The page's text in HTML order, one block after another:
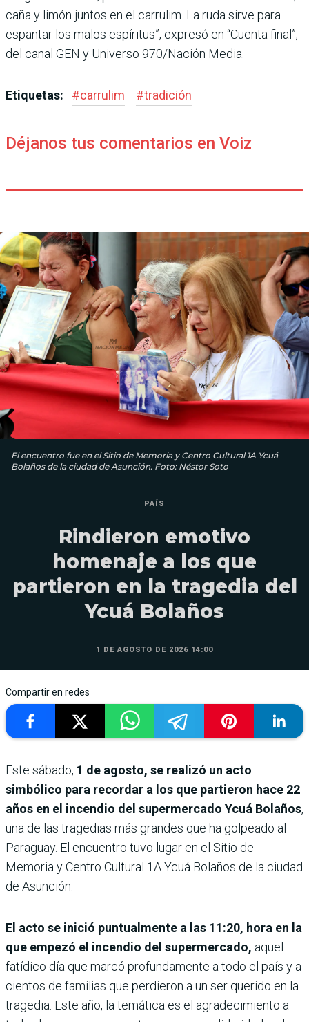
caña y limón juntos en el carrulim. La ruda sirve para
espantar los malos espíritus”, expresó en “Cuenta final”,
del canal GEN y Universo 970/Nación Media.
Etiquetas: #carrulim #tradición
Déjanos tus comentarios en Voiz
El encuentro fue en el Sitio de Memoria y Centro Cultural 1A Ycuá
Bolaños de la ciudad de Asunción. Foto: Néstor Soto
PAÍS
Rindieron emotivo
homenaje a los que
partieron en la tragedia del
Ycuá Bolaños
1 DE AGOSTO DE 2026 14:00
Compartir en redes
Este sábado, 1 de agosto, se realizó un acto
simbólico para recordar a los que partieron hace 22
años en el incendio del supermercado Ycuá Bolaños,
una de las tragedias más grandes que ha golpeado al
Paraguay. El encuentro tuvo lugar en el Sitio de
Memoria y Centro Cultural 1A Ycuá Bolaños de la ciudad
de Asunción.
El acto se inició puntualmente a las 11:20, hora en la
que empezó el incendio del supermercado, aquel
fatídico día que marcó profundamente a todo el país y a
cientos de familias que perdieron a un ser querido en la
tragedia. Este año, la temática es el agradecimiento a